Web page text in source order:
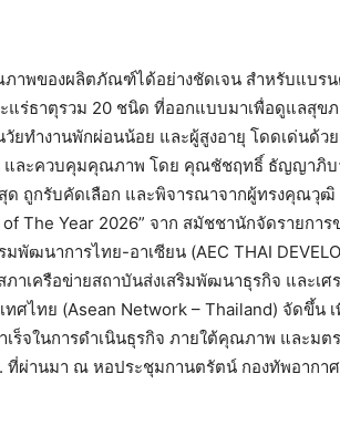
ภาพของผลิตภัณฑ์ได้อย่างชัดเจน สำหรับแบร
แร่ธาตุรวม 20 ชนิด ที่ออกแบบมาเพื่อดูแลสุข
ยทำงานพักผ่อนน้อย และผู้สูงอายุ โดดเด่นด้ว
และควบคุมคุณภาพ โดย คุณชัชฤทธิ์ ธัญญาภิบ
ถูกรับคัดเลือก และพิจารณาจากผู้ทรงคุณวุฒิ
The Year 2026” จาก สมัชชานักจัดรายกา
ฒนาการไทย-อาเซียน (AEC THAI
าเครือข่ายสถาบันส่งเสริมพัฒนาธุรกิจ และเศ
ทศไทย (Asean Network – Thailand) จัดขึ้น
จในการดำเนินธุรกิจ ภายใต้คุณภาพ และมต
ที่ผ่านมา ณ หอประชุมกานตรัตน์ กองทัพอากา